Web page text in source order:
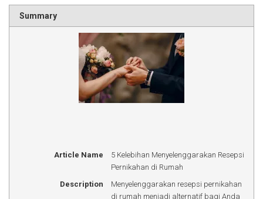
Summary
Article Name
5 Kelebihan Menyelenggarakan Resepsi
Pernikahan di Rumah
Description
Menyelenggarakan resepsi pernikahan
di rumah menjadi alternatif bagi Anda